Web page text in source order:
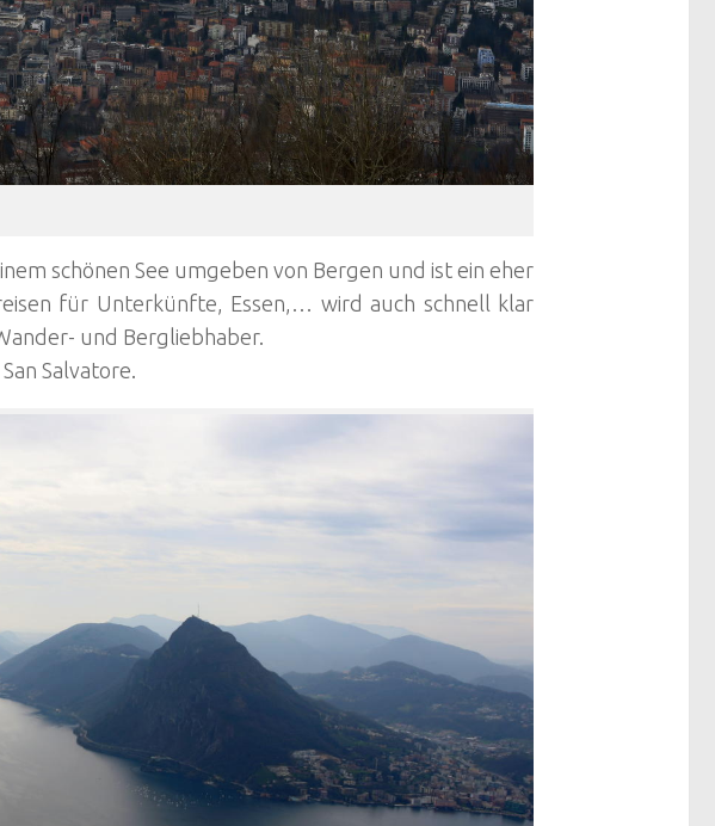
schönen See umgeben von Bergen und ist ein eher
für Unterkünfte, Essen,… wird auch schnell klar
und Bergliebhaber.
Salvatore.